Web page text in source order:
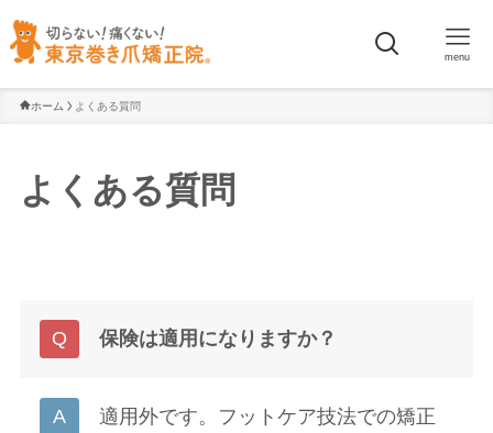
menu
ホーム よくある質問
よくある質問
保険は適用になりますか？
適用外です。フットケア技法での矯正